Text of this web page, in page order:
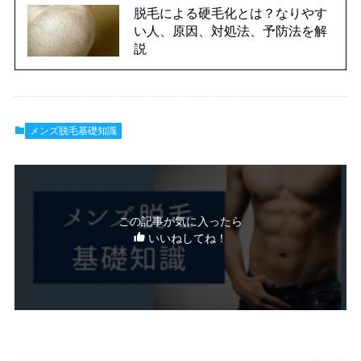
脱毛による硬毛化とは？なりやす
い人、原因、対処法、予防法を解
説
メンズ脱毛基礎知識
この記事が気に入ったら
いいねしてね！